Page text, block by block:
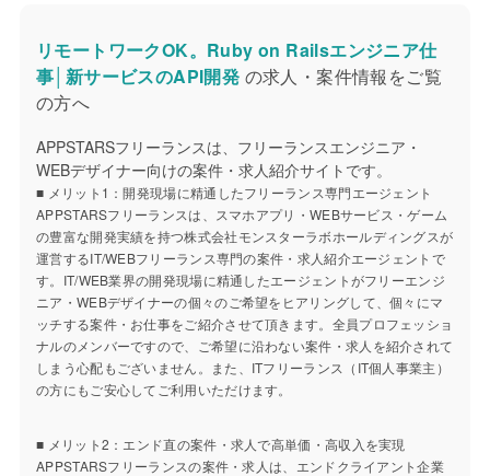
リモートワークOK。Ruby on Railsエンジニア仕
事│新サービスのAPI開発 の求人・案件情報をご覧
の方へ
APPSTARSフリーランスは、フリーランスエンジニア・
WEBデザイナー向けの案件・求人紹介サイトです。
■ メリット1：開発現場に精通したフリーランス専門エージェント
APPSTARSフリーランスは、スマホアプリ・WEBサービス・ゲーム
の豊富な開発実績を持つ株式会社モンスターラボホールディングスが
運営するIT/WEBフリーランス専門の案件・求人紹介エージェントで
す。IT/WEB業界の開発現場に精通したエージェントがフリーエンジ
ニア・WEBデザイナーの個々のご希望をヒアリングして、個々にマ
ッチする案件・お仕事をご紹介させて頂きます。全員プロフェッショ
ナルのメンバーですので、ご希望に沿わない案件・求人を紹介されて
しまう心配もございません。また、ITフリーランス（IT個人事業主）
の方にもご安心してご利用いただけます。
■ メリット2：エンド直の案件・求人で高単価・高収入を実現
APPSTARSフリーランスの案件・求人は、エンドクライアント企業